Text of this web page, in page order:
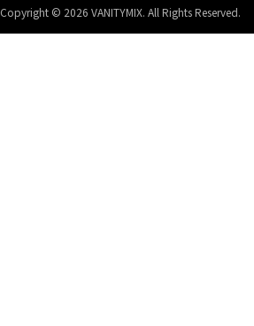
Copyright © 2026 VANITYMIX. All Rights Reserved.